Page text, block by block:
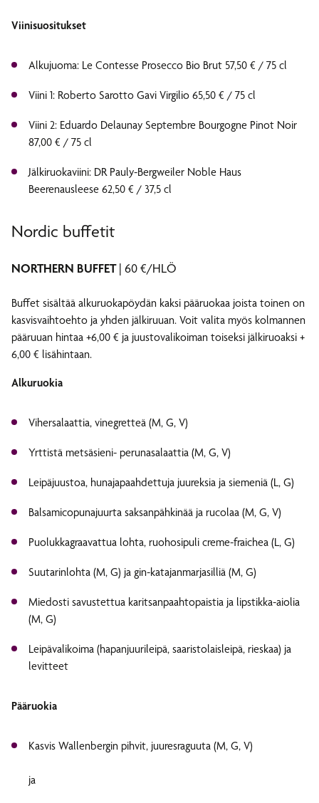
Viinisuositukset
Alkujuoma: Le Contesse Prosecco Bio Brut 57,50 € / 75 cl
Viini 1: Roberto Sarotto Gavi Virgilio 65,50 € / 75 cl
Viini 2: Eduardo Delaunay Septembre Bourgogne Pinot Noir
87,00 € / 75 cl
Jälkiruokaviini: DR Pauly-Bergweiler Noble Haus
Beerenausleese 62,50 € / 37,5 cl
Nordic buffetit
NORTHERN BUFFET| 60 €/HLÖ
Buffet sisältää alkuruokapöydän kaksi pääruokaa joista toinen on
kasvisvaihtoehto ja yhden jälkiruuan. Voit valita myös kolmannen
pääruuan hintaa +6,00 € ja juustovalikoiman toiseksi jälkiruoaksi +
6,00 € lisähintaan.
Alkuruokia
Vihersalaattia, vinegretteä (M, G, V)
Yrttistä metsäsieni- perunasalaattia (M, G, V)
Leipäjuustoa, hunajapaahdettuja juureksia ja siemeniä (L, G)
Balsamicopunajuurta saksanpähkinää ja rucolaa (M, G, V)
Puolukkagraavattua lohta, ruohosipuli creme-fraichea (L, G)
Suutarinlohta (M, G) ja gin-katajanmarjasilliä (M, G)
Miedosti savustettua karitsanpaahtopaistia ja lipstikka-aiolia
(M, G)
Leipävalikoima (hapanjuurileipä, saaristolaisleipä, rieskaa) ja
levitteet
Pääruokia
Kasvis Wallenbergin pihvit, juuresraguuta (M, G, V)
ja